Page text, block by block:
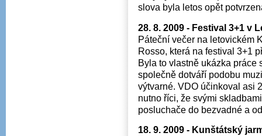
slova byla letos opět
28. 8. 2009 - Festival 3+1 v
Páteční večer na letovickém
Rosso, která na festival 3+1
Byla to vlastně ukázka práce
společně dotváří podobu
výtvarné. VDO účinkoval asi
nutno říci, že svými
posluchače do bezvadné a
18. 9. 2009 - Kunštátský